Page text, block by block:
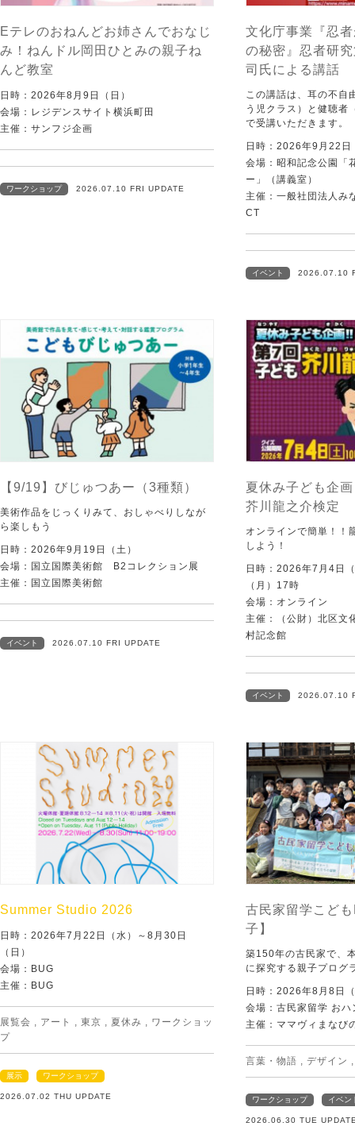
Eテレのおねんどお姉さんでおなじ
み！ねんドル岡田ひとみの親子ね
んど教室
日時：2026年8月9日（日）
会場：レジデンスサイト横浜町田
主催：サンフジ企画
ワークショップ 2026.07.10 FRI UPDATE
文化庁事業『忍
の秘密』忍者研
司氏による講話
この講話は、耳の不自
う児クラス）と健聴者
で受講いただきます。
日時：2026年9月22日
会場：昭和記念公園「
ー」（講義室）
主催：一般社団法人み
CT
イベント 2026.07.10
【9/19】びじゅつあー（3種類）
美術作品をじっくりみて、おしゃべりしなが
ら楽しもう
日時：2026年9月19日（土）
会場：国立国際美術館 B2コレクション展
主催：国立国際美術館
イベント 2026.07.10 FRI UPDATE
夏休み子ども企
芥川龍之介検定
オンラインで簡単！！
しよう！
日時：2026年7月4日
（月）17時
会場：オンライン
主催：（公財）北区
村記念館
イベント 2026.07.10
Summer Studio 2026
日時：2026年7月22日（水）～8月30日
（日）
会場：BUG
主催：BUG
展覧会 アート 東京 夏休み
ワークショッ
プ
展示 ワークショップ
2026.07.02 THU UPDATE
古民家留学こど
子】
築150年の古民家で、
に探究する親子プログ
日時：2026年8月8日
会場：古民家留学 おハ
主催：ママヴィまなび
言葉・物語 デザイン
ワークショップ イベン
2026.06.30 TUE